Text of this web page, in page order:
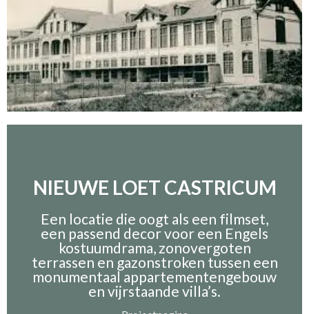
NIEUWE LOET CASTRICUM
Een locatie die oogt als een filmset,
een passend decor voor een Engels
kostuumdrama, zonovergoten
terrassen en gazonstroken tussen een
monumentaal appartementengebouw
en vijrstaande villa’s.